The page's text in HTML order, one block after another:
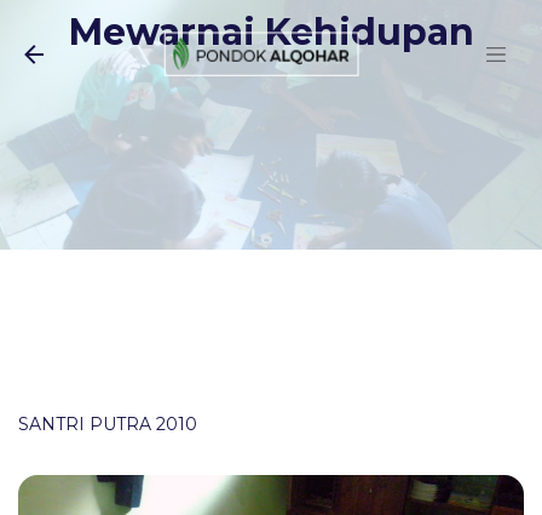
Langsung ke konten utama
Mewarnai Kehidupan
SANTRI PUTRA 2010